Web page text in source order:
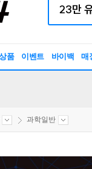
품 이벤트 바이백 매
과학일반